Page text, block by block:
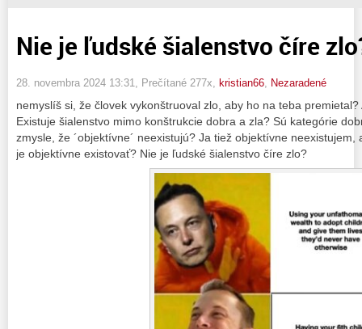
Nie je ľudské šialenstvo číre
28. novembra 2024 13:31 , Prečítané 277x, kristian66 Nezaradené
nemyslíš si, že človek vykonštruoval zlo, aby ho na teba
Existuje šialenstvo mimo konštrukcie dobra a zla? Sú kategórie
zmysle, že ´objektívne´ neexistujú? Ja tiež objektívne neexistujem,
je objektívne existovať? Nie je ľudské šialenstvo číre zlo?